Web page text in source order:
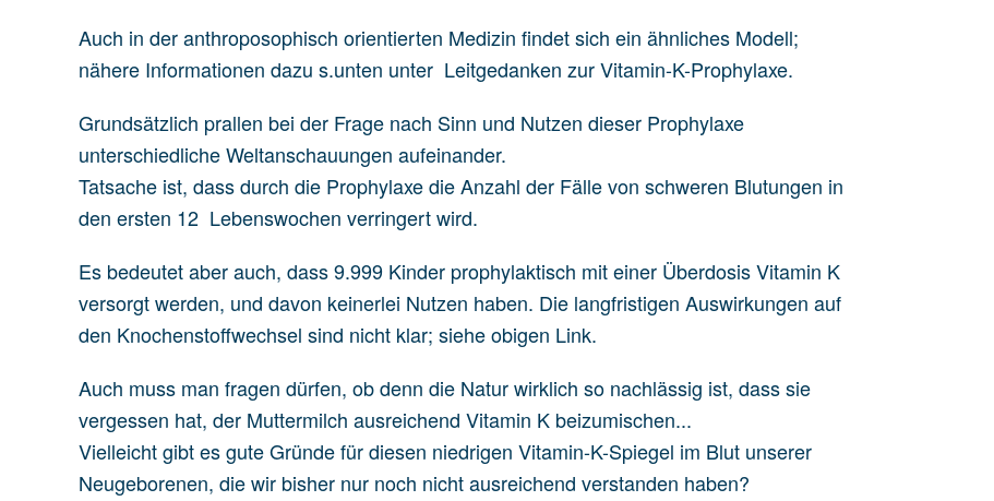
Auch in der anthroposophisch orientierten Medizin findet sich ein ähnliches Modell;
nähere Informationen dazu s.unten unter Leitgedanken zur Vitamin-K-Prophylaxe.
Grundsätzlich prallen bei der Frage nach Sinn und Nutzen dieser Prophylaxe
unterschiedliche Weltanschauungen aufeinander.
Tatsache ist, dass durch die Prophylaxe die Anzahl der Fälle von schweren Blutungen in
den ersten 12 Lebenswochen verringert wird.
Es bedeutet aber auch, dass 9.999 Kinder prophylaktisch mit einer Überdosis Vitamin K
versorgt werden, und davon keinerlei Nutzen haben. Die langfristigen Auswirkungen auf
den Knochenstoffwechsel sind nicht klar; siehe obigen Link.
Auch muss man fragen dürfen, ob denn die Natur wirklich so nachlässig ist, dass sie
vergessen hat, der Muttermilch ausreichend Vitamin K beizumischen...
Vielleicht gibt es gute Gründe für diesen niedrigen Vitamin-K-Spiegel im Blut unserer
Neugeborenen, die wir bisher nur noch nicht ausreichend verstanden haben?